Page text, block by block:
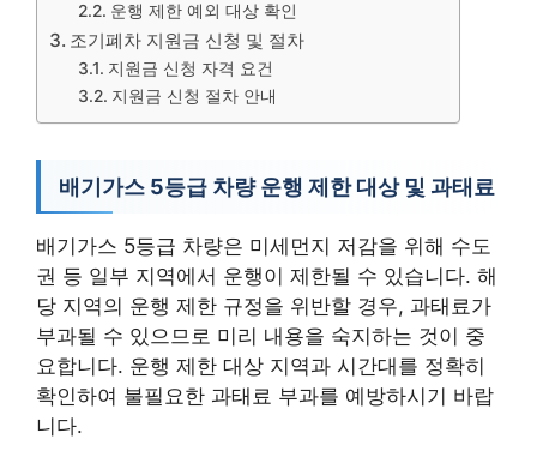
운행 제한 예외 대상 확인
조기폐차 지원금 신청 및 절차
지원금 신청 자격 요건
지원금 신청 절차 안내
배기가스 5등급 차량 운행 제한 대상 및 과태료
배기가스 5등급 차량은 미세먼지 저감을 위해 수도
권 등 일부 지역에서 운행이 제한될 수 있습니다. 해
당 지역의 운행 제한 규정을 위반할 경우, 과태료가
부과될 수 있으므로 미리 내용을 숙지하는 것이 중
요합니다. 운행 제한 대상 지역과 시간대를 정확히
확인하여 불필요한 과태료 부과를 예방하시기 바랍
니다.